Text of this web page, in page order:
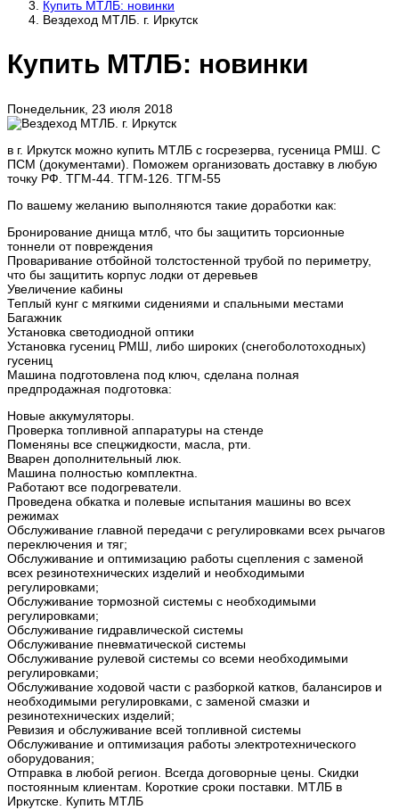
Купить МТЛБ: новинки
Вездеход МТЛБ. г. Иркутск
Купить МТЛБ: новинки
Понедельник, 23 июля 2018
в г. Иркутск можно купить МТЛБ с госрезерва, гусеница РМШ. С
ПСМ (документами). Поможем организовать доставку в любую
точку РФ. ТГМ-44. ТГМ-126. ТГМ-55
По вашему желанию выполняются такие доработки как:
Бронирование днища мтлб, что бы защитить торсионные
тоннели от повреждения
Проваривание отбойной толстостенной трубой по периметру,
что бы защитить корпус лодки от деревьев
Увеличение кабины
Теплый кунг с мягкими сидениями и спальными местами
Багажник
Установка светодиодной оптики
Установка гусениц РМШ, либо широких (снегоболотоходных)
гусениц
Машина подготовлена под ключ, сделана полная
предпродажная подготовка:
Новые аккумуляторы.
Проверка топливной аппаратуры на стенде
Поменяны все спецжидкости, масла, рти.
Вварен дополнительный люк.
Машина полностью комплектна.
Работают все подогреватели.
Проведена обкатка и полевые испытания машины во всех
режимах
Обслуживание главной передачи с регулировками всех рычагов
переключения и тяг;
Обслуживание и оптимизацию работы сцепления с заменой
всех резинотехнических изделий и необходимыми
регулировками;
Обслуживание тормозной системы с необходимыми
регулировками;
Обслуживание гидравлической системы
Обслуживание пневматической системы
Обслуживание рулевой системы со всеми необходимыми
регулировками;
Обслуживание ходовой части с разборкой катков, балансиров и
необходимыми регулировками, с заменой смазки и
резинотехнических изделий;
Ревизия и обслуживание всей топливной системы
Обслуживание и оптимизация работы электротехнического
оборудования;
Отправка в любой регион. Всегда договорные цены. Скидки
постоянным клиентам. Короткие сроки поставки. МТЛБ в
Иркутске. Купить МТЛБ